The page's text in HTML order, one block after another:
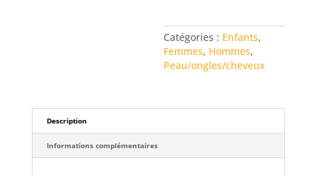
Ballot-
Flurin
Catégories : Enfants,
Femmes, Hommes,
Peau/ongles/cheveux
Description
Informations complémentaires